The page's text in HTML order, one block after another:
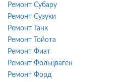
Ремонт Субару
Ремонт Сузуки
Ремонт Танк
Ремонт Тойота
Ремонт Фиат
Ремонт Фольцваген
Ремонт Форд